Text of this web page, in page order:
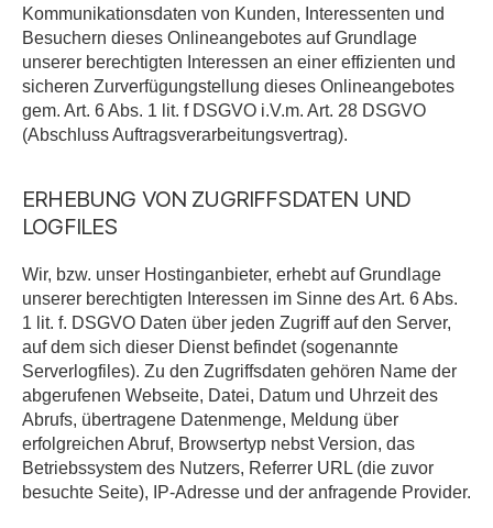
Kommunikationsdaten von Kunden, Interessenten und
Besuchern dieses Onlineangebotes auf Grundlage
unserer berechtigten Interessen an einer effizienten und
sicheren Zurverfügungstellung dieses Onlineangebotes
gem. Art. 6 Abs. 1 lit. f DSGVO i.V.m. Art. 28 DSGVO
(Abschluss Auftragsverarbeitungsvertrag).
ERHEBUNG VON ZUGRIFFSDATEN UND
LOGFILES
Wir, bzw. unser Hostinganbieter, erhebt auf Grundlage
unserer berechtigten Interessen im Sinne des Art. 6 Abs.
1 lit. f. DSGVO Daten über jeden Zugriff auf den Server,
auf dem sich dieser Dienst befindet (sogenannte
Serverlogfiles). Zu den Zugriffsdaten gehören Name der
abgerufenen Webseite, Datei, Datum und Uhrzeit des
Abrufs, übertragene Datenmenge, Meldung über
erfolgreichen Abruf, Browsertyp nebst Version, das
Betriebssystem des Nutzers, Referrer URL (die zuvor
besuchte Seite), IP-Adresse und der anfragende Provider.